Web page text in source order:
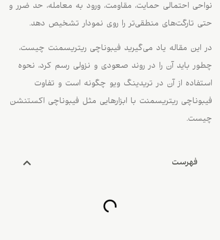
نواحی احتمالی حمایت، مقاومت، ورود به معامله، حد ضرر و
حتی تارگت‌های منطقی‌تر را روی نمودار تشخیص دهد.
در این مقاله یاد می‌گیرید فیبوناچی ریتریسمنت چیست،
چطور باید آن را در روند صعودی و نزولی رسم کرد، نحوه
استفاده از آن در تریدینگ ویو چگونه است و تفاوت
فیبوناچی ریتریسمنت با ابزارهایی مثل فیبوناچی اکستنشن
چیست.
فهرست